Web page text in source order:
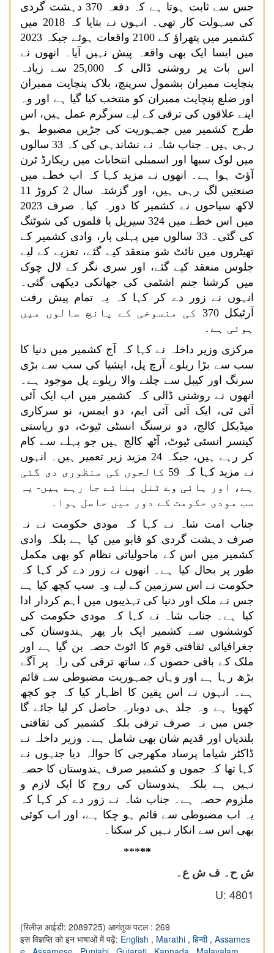
جس سے ثابت ہوتا ہے کہ دفعہ 370 دہشت گردی
کی سہولت کار تھی۔ انہوں نے بتایا کہ 2018 میں
کشمیر میں پتھراؤ کے 2100 واقعات ہوئے جبکہ 2023
میں ایسا ایک بھی واقعہ پیش نہیں آیا۔ انھوں نے
اس بات پر روشنی ڈالی کہ 25,000 سے زیادہ
پنچایت ممبران بشمول سرپنچ، بلاک پنچایت ممبران
اور ضلع پنچایت ممبران کو منتخب کیا گیا ہے اور وہ
اپنے علاقوں کی ترقی کے لیے سرگرم عمل ہیں، اس
طرح کشمیر میں جمہوریت کی جڑیں مضبوط ہو
رہی ہیں۔ جناب شاہ نے نشاندہی کی کہ 33 سالوں
میں لوک سبھا اور اسمبلی انتخابات میں ریکارڈ ٹرن
آؤٹ ہوا ہے۔ انھوں نے مزید کہا کہ اب خطے میں
صنعتیں لگ رہی ہیں، اور گزشتہ سال 2 کروڑ 11
لاکھ سیاحوں نے کشمیر کا دورہ کیا۔ صرف 2023
میں اس خطے میں 324 سیریل یا فلموں کی شوٹنگ
کی گئی۔ 33 سالوں میں پہلی بار، وادی کشمیر کے
تھیٹروں میں نائٹ شو منعقد کیے گئے، تعزیے کے لیے
جلوس منعقد کیے گئے، اور سری نگر کے لال چوک
میں کرشنا جنم اشٹمی کی جھانکی دیکھی گئی۔
انہوں نے زور دے کر کہا کہ یہ تمام پیش رفت
آرٹیکل 370 کی منسوخی کے پانچ سالوں میں
ہوئی ہے۔
مرکزی وزیر داخلہ نے کہا کہ آج کشمیر میں دنیا کا
سب سے بڑا ریلوے آرچ پل، ایشیا کی سب سے بڑی
سرنگ اور کیبل سے چلنے والا ریلوے پل موجود ہے۔
انھوں نے روشنی ڈالی کہ کشمیر میں اب ایک آئی
آئی ٹی، ایک آئی آئی ایم، دو ایمس، نو سرکاری
میڈیکل کالج، دو نرسنگ انسٹی ٹیوٹ، دو ریاستی
کینسر انسٹی ٹیوٹ، آٹھ کالج ہیں جو پہلے سے کام
کر رہے ہیں، جبکہ 24 مزید زیر تعمیر ہیں۔ انہوں
نے مزید کہا کہ 59 کالجوں کی منظوری دی گئی
ہے، اور ہائی وے ٹنل بنائے جا رہے ہیں- یہ
سب مودی حکومت کے دور میں حاصل ہوا۔
جناب امت شاہ نے کہا کہ مودی حکومت نے نہ
صرف دہشت گردی کو قابو میں کیا ہے بلکہ وادی
کشمیر میں اس کے ماحولیاتی نظام کو بھی مکمل
طور پر بحال کیا ہے۔ انھوں نے زور دے کر کہا کہ
حکومت نے اس سرزمین کے لیے وہ سب کچھ کیا ہے
جس نے ملک اور دنیا کی تہذیبوں میں اہم کردار ادا
کیا ہے۔ جناب شاہ نے کہا کہ مودی حکومت کی
کوششوں سے کشمیر ایک بار پھر ہندوستان کی
جغرافیائی ثقافتی قوم کا اٹوٹ حصہ بن گیا ہے اور
ملک کے باقی حصوں کے ساتھ ترقی کی راہ پر آگے
بڑھ رہا ہے اور وہاں جمہوریت مضبوطی سے قائم
ہے۔ انہوں نے اس یقین کا اظہار کیا کہ جو کچھ
کھویا ہے وہ جلد ہی دوبارہ حاصل کر لیا جائے گا
جس میں نہ صرف ترقی بلکہ کشمیر کی ثقافتی
بلندیاں اور قدیم شان بھی شامل ہے۔ وزیر داخلہ نے
ڈاکٹر شیاما پرساد مکھرجی کا حوالہ دیا جنہوں نے
کہا تھا کہ جموں و کشمیر صرف ہندوستان کا حصہ
نہیں ہے بلکہ ہندوستان کی روح کا ایک لازم و
ملزوم حصہ ہے۔ جناب شاہ نے زور دے کر کہا کہ
یہ اب مضبوطی سے قائم ہو چکا ہے، اور اب کوئی
بھی اس سے انکار نہیں کر سکتا۔
*****
ش ح۔ ف ش ع۔
U: 4801
(रिलीज़ आईडी: 2089725) आगंतुक पटल : 269
इस विज्ञप्ति को इन भाषाओं में पढ़ें: English , Marathi , हिन्दी , Assames